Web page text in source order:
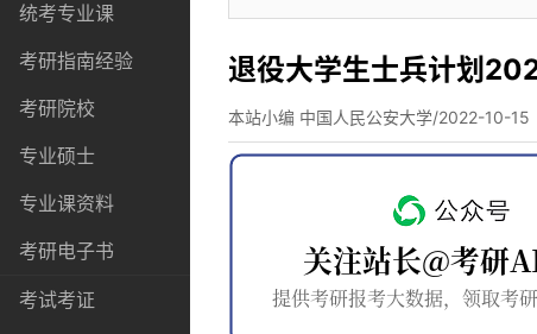
统考专业课
考研指南经验
考研院校
专业硕士
专业课资料
考研电子书
考试考证
退役大学生士兵计划
本站小编 中国人民公安大学/2022-10-15